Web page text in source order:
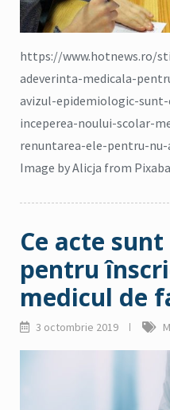
https://www.hotnews.ro/
adeverinta-medicala-
avizul-epidemiologic-
inceperea-noului-scolar-
renuntarea-ele-pentru-
Image by Alicja from
Ce acte
pentru
medicul de
3 octombrie 2019